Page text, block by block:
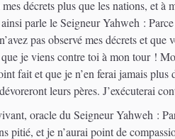
décrets plus que les nations, et
parle le Seigneur Yahweh :
pas observé mes décrets et
je viens contre toi à mon tour !
fait et que je n’en ferai jamais
leurs pères. J’exécuterai
oracle du Seigneur Yahweh :
pitié, et je n’aurai point de